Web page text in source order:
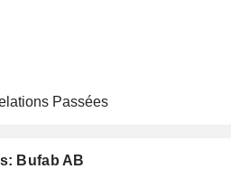
AB Passées
Bufab AB